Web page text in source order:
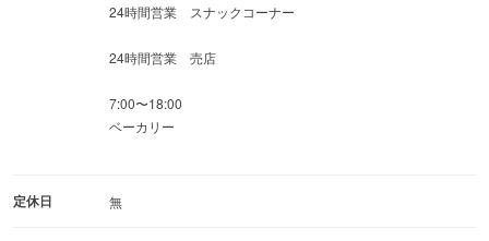
24時間営業 スナックコーナー
24時間営業 売店
7:00〜18:00
ベーカリー
定休日 無